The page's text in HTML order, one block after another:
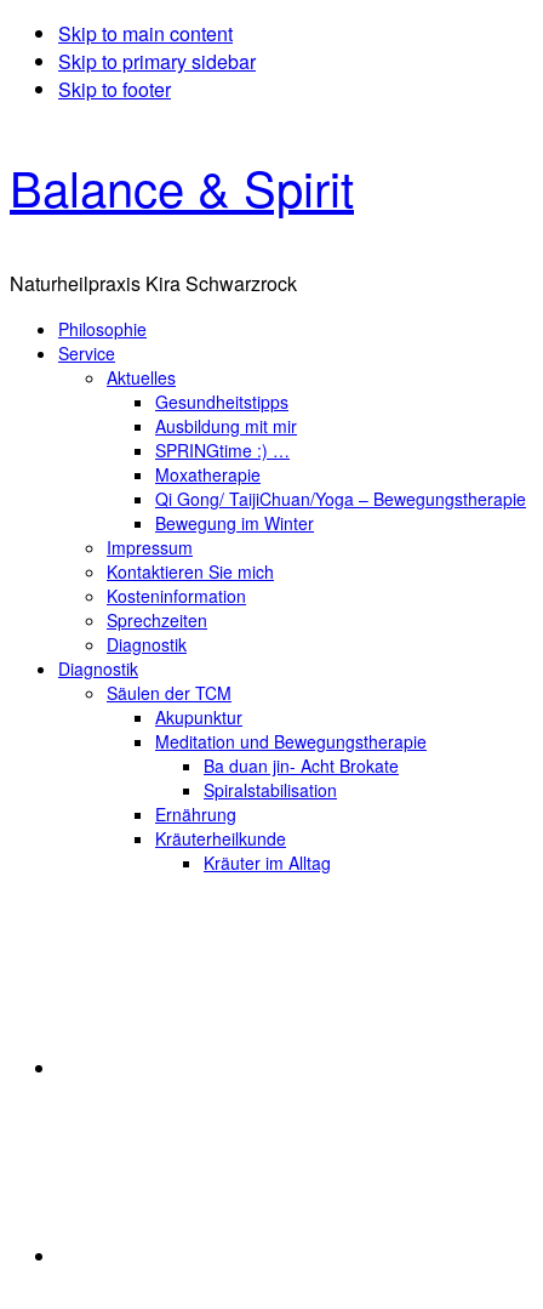
Skip to main content
Skip to primary sidebar
Skip to footer
Balance & Spirit
Naturheilpraxis Kira Schwarzrock
Philosophie
Service
Aktuelles
Gesundheitstipps
Ausbildung mit mir
SPRINGtime :) …
Moxatherapie
Qi Gong/ TaijiChuan/Yoga – Bewegungstherapie
Bewegung im Winter
Impressum
Kontaktieren Sie mich
Kosteninformation
Sprechzeiten
Diagnostik
Diagnostik
Säulen der TCM
Akupunktur
Meditation und Bewegungstherapie
Ba duan jin- Acht Brokate
Spiralstabilisation
Ernährung
Kräuterheilkunde
Kräuter im Alltag